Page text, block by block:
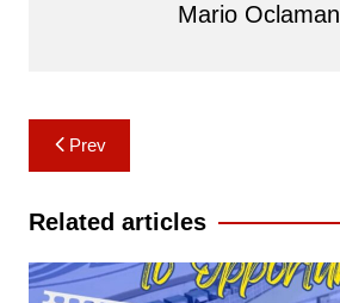
Mario Oclaman
Post
navigation
Prev
Related articles